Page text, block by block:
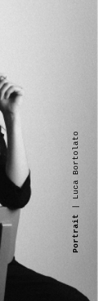
Portrait
| Luca Bortolato